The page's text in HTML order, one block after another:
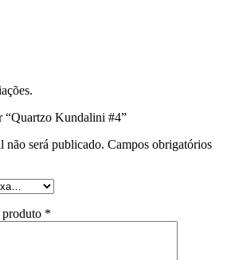
“Quartzo Kundalini #4”
não será publicado. Campos obrigatórios
produto *